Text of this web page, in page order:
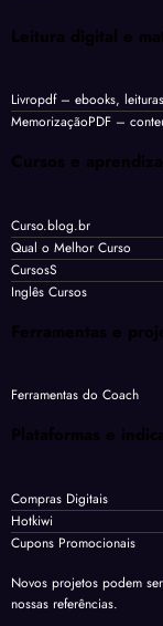
Leitura digital e
Livropdf– ebooks,
MemorizaçãoPDF –
Cursos e
Curso.blog.br
Qual o Melhor Curso
CursosS
Inglês Cursos
Ferramentas e
Ferramentas do Coach
Plataformas e
Compras Digitais
Hotkiwi
Cupons Promocionais
Novos projetos podem
nossas referências.